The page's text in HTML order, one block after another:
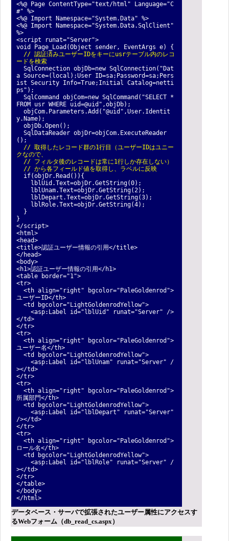
<%@ Page ContentType="text/html" Language="C
#" %>
<%@ Import Namespace="System.Data" %>
<%@ Import Namespace="System.Data.SqlClient"
%>
<script runat="Server">
void Page_Load(Object sender, EventArgs e) {
// 認証済みユーザーIDをキーにusrテーブル内のレコ
ードを検索
SqlConnection objDb=new SqlConnection("Dat
a Source=(local);User ID=sa;Password=sa;Pers
ist Security Info=True;Initial Catalog=netti
ps");
SqlCommand objCom=new SqlCommand("SELECT *
FROM usr WHERE uid=@uid",objDb);
objCom.Parameters.Add("@uid",User.Identit
y.Name);
objDb.Open();
SqlDataReader objDr=objCom.ExecuteReader
();
// 取得したレコード群の1行目（ユーザーIDはユニー
クなので、
// フィルタ後のレコードは常に1行しか存在しない）
// から各フィールド値を取得し、ラベルに反映
if(objDr.Read()){
lblUid.Text=objDr.GetString(0);
lblUnam.Text=objDr.GetString(2);
lblDepart.Text=objDr.GetString(3);
lblRole.Text=objDr.GetString(4);
}
}
</script>
<html>
<head>
<title>認証ユーザー情報の引用</title>
</head>
<body>
<h1>認証ユーザー情報の引用</h1>
<table border="1">
<tr>
<th align="right" bgcolor="PaleGoldenrod">
ユーザーID</th>
<td bgcolor="LightGoldenrodYellow">
<asp:Label id="lblUid" runat="Server" />
</td>
</tr>
<tr>
<th align="right" bgcolor="PaleGoldenrod">
ユーザー名</th>
<td bgcolor="LightGoldenrodYellow">
<asp:Label id="lblUnam" runat="Server" /
></td>
</tr>
<tr>
<th align="right" bgcolor="PaleGoldenrod">
所属部門</th>
<td bgcolor="LightGoldenrodYellow">
<asp:Label id="lblDepart" runat="Server"
/></td>
</tr>
<tr>
<th align="right" bgcolor="PaleGoldenrod">
ロール名</th>
<td bgcolor="LightGoldenrodYellow">
<asp:Label id="lblRole" runat="Server" /
></td>
</tr>
</table>
</body>
</html>
データベース・サーバで拡張されたユーザー属性にアクセスす
るWebフォーム（db_read_cs.aspx）